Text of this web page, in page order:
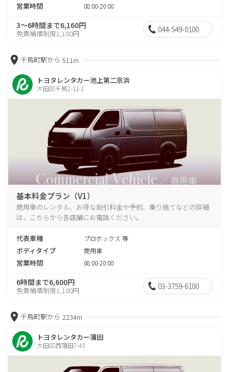
営業時間 08:00-20:00
3～6時間まで6,160円
免責補償制度1,100円 044-549-0100
千鳥町駅から 511m
トヨタレンタカー池上第二京浜
大田区千鳥2-11-1
基本料金プラン（V1）
商用車のレンタル、お得な割引料金や予約、乗り捨てなどの詳細
は、こちらから各店舗にお電話ください。
代表車種 プロボックス 等
ボディタイプ 商用車
営業時間 08:00-20:00
6時間まで6,600円
免責補償制度1,100円 03-3759-6100
千鳥町駅から 2234m
トヨタレンタカー蒲田
大田区西蒲田7-43